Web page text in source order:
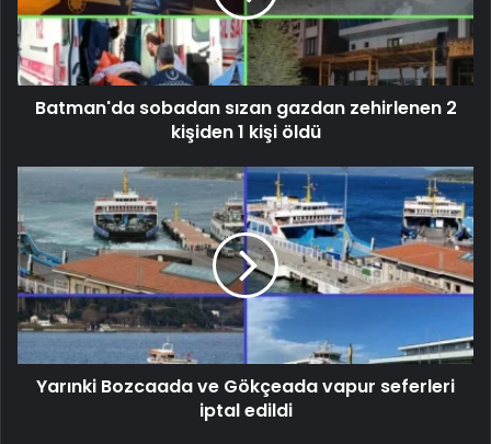
Batman'da sobadan sızan gazdan zehirlenen 2
kişiden 1 kişi öldü
Yarınki Bozcaada ve Gökçeada vapur seferleri
iptal edildi